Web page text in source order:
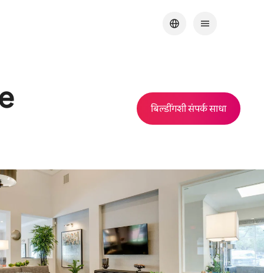
बिल्डींगशी संपर्क साधा